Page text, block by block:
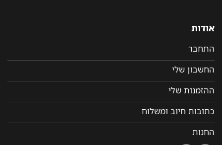
אודות
התחבר
החשבון שלי
ההזמנות שלי
כתובות חיוב ומשלוח
החנות